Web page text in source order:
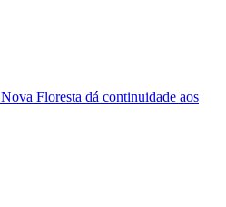
Floresta dá continuidade aos